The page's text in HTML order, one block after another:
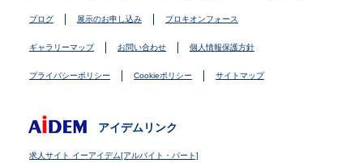
ブログ 展示のお申し込み プロキオンフォース
ギャラリーマップ お問い合わせ 個人情報保護方針
プライバシーポリシー Cookieポリシー サイトマップ
アイデムリンク
求人サイト イーアイデム[アルバイト・パート]